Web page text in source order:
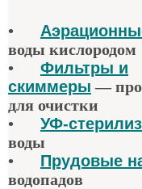
•
воды кислородом
•
Фильтры и
скиммеры —
для очистки
•
УФ-
воды
•
Прудовые
водопадов